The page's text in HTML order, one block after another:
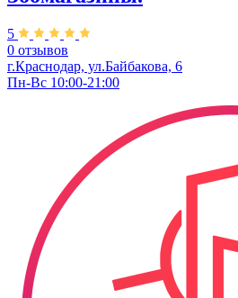
5
0 отзывов
г.Краснодар, ул.Байбакова, 6
Пн-Вс 10:00-21:00